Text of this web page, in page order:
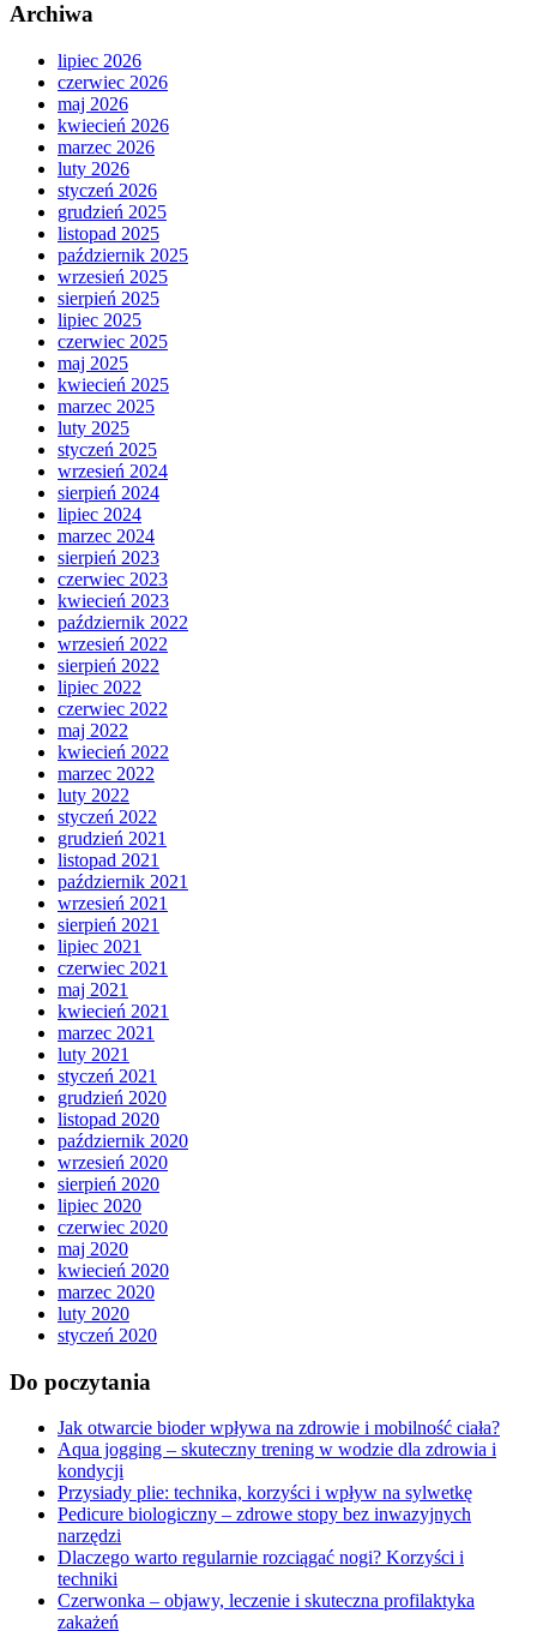
Archiwa
lipiec 2026
czerwiec 2026
maj 2026
kwiecień 2026
marzec 2026
luty 2026
styczeń 2026
grudzień 2025
listopad 2025
październik 2025
wrzesień 2025
sierpień 2025
lipiec 2025
czerwiec 2025
maj 2025
kwiecień 2025
marzec 2025
luty 2025
styczeń 2025
wrzesień 2024
sierpień 2024
lipiec 2024
marzec 2024
sierpień 2023
czerwiec 2023
kwiecień 2023
październik 2022
wrzesień 2022
sierpień 2022
lipiec 2022
czerwiec 2022
maj 2022
kwiecień 2022
marzec 2022
luty 2022
styczeń 2022
grudzień 2021
listopad 2021
październik 2021
wrzesień 2021
sierpień 2021
lipiec 2021
czerwiec 2021
maj 2021
kwiecień 2021
marzec 2021
luty 2021
styczeń 2021
grudzień 2020
listopad 2020
październik 2020
wrzesień 2020
sierpień 2020
lipiec 2020
czerwiec 2020
maj 2020
kwiecień 2020
marzec 2020
luty 2020
styczeń 2020
Do poczytania
Jak otwarcie bioder wpływa na zdrowie i mobilność ciała?
Aqua jogging – skuteczny trening w wodzie dla zdrowia i
kondycji
Przysiady plie: technika, korzyści i wpływ na sylwetkę
Pedicure biologiczny – zdrowe stopy bez inwazyjnych
narzędzi
Dlaczego warto regularnie rozciągać nogi? Korzyści i
techniki
Czerwonka – objawy, leczenie i skuteczna profilaktyka
zakażeń